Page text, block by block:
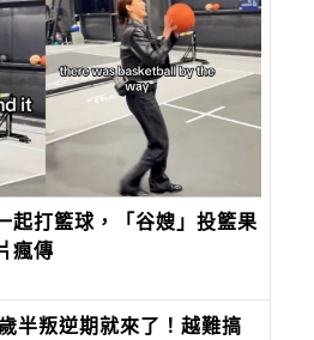
起打籃球，「谷嫂」投籃果
瘋傳
半叛逆期就來了！越難搞